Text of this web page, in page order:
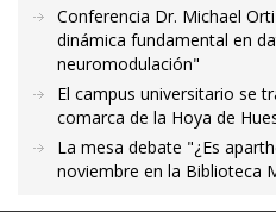
Conferencia Dr. Michael
dinámica fundamental en
neuromodulación"
El campus universitario se
comarca de la Hoya de
La mesa debate "¿Es
noviembre en la Biblioteca